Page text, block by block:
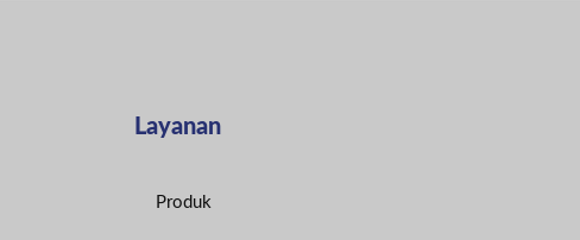
Layanan
Produk